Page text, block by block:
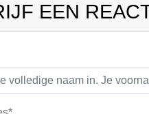
EEN